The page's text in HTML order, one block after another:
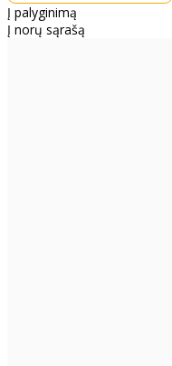
Į palyginimą
Į norų sąrašą